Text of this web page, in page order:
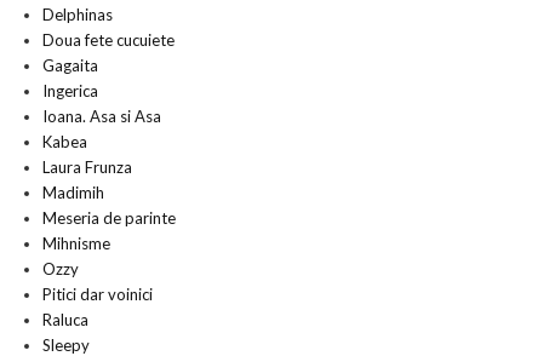
Delphinas
Doua fete cucuiete
Gagaita
Ingerica
Ioana. Asa si Asa
Kabea
Laura Frunza
Madimih
Meseria de parinte
Mihnisme
Ozzy
Pitici dar voinici
Raluca
Sleepy